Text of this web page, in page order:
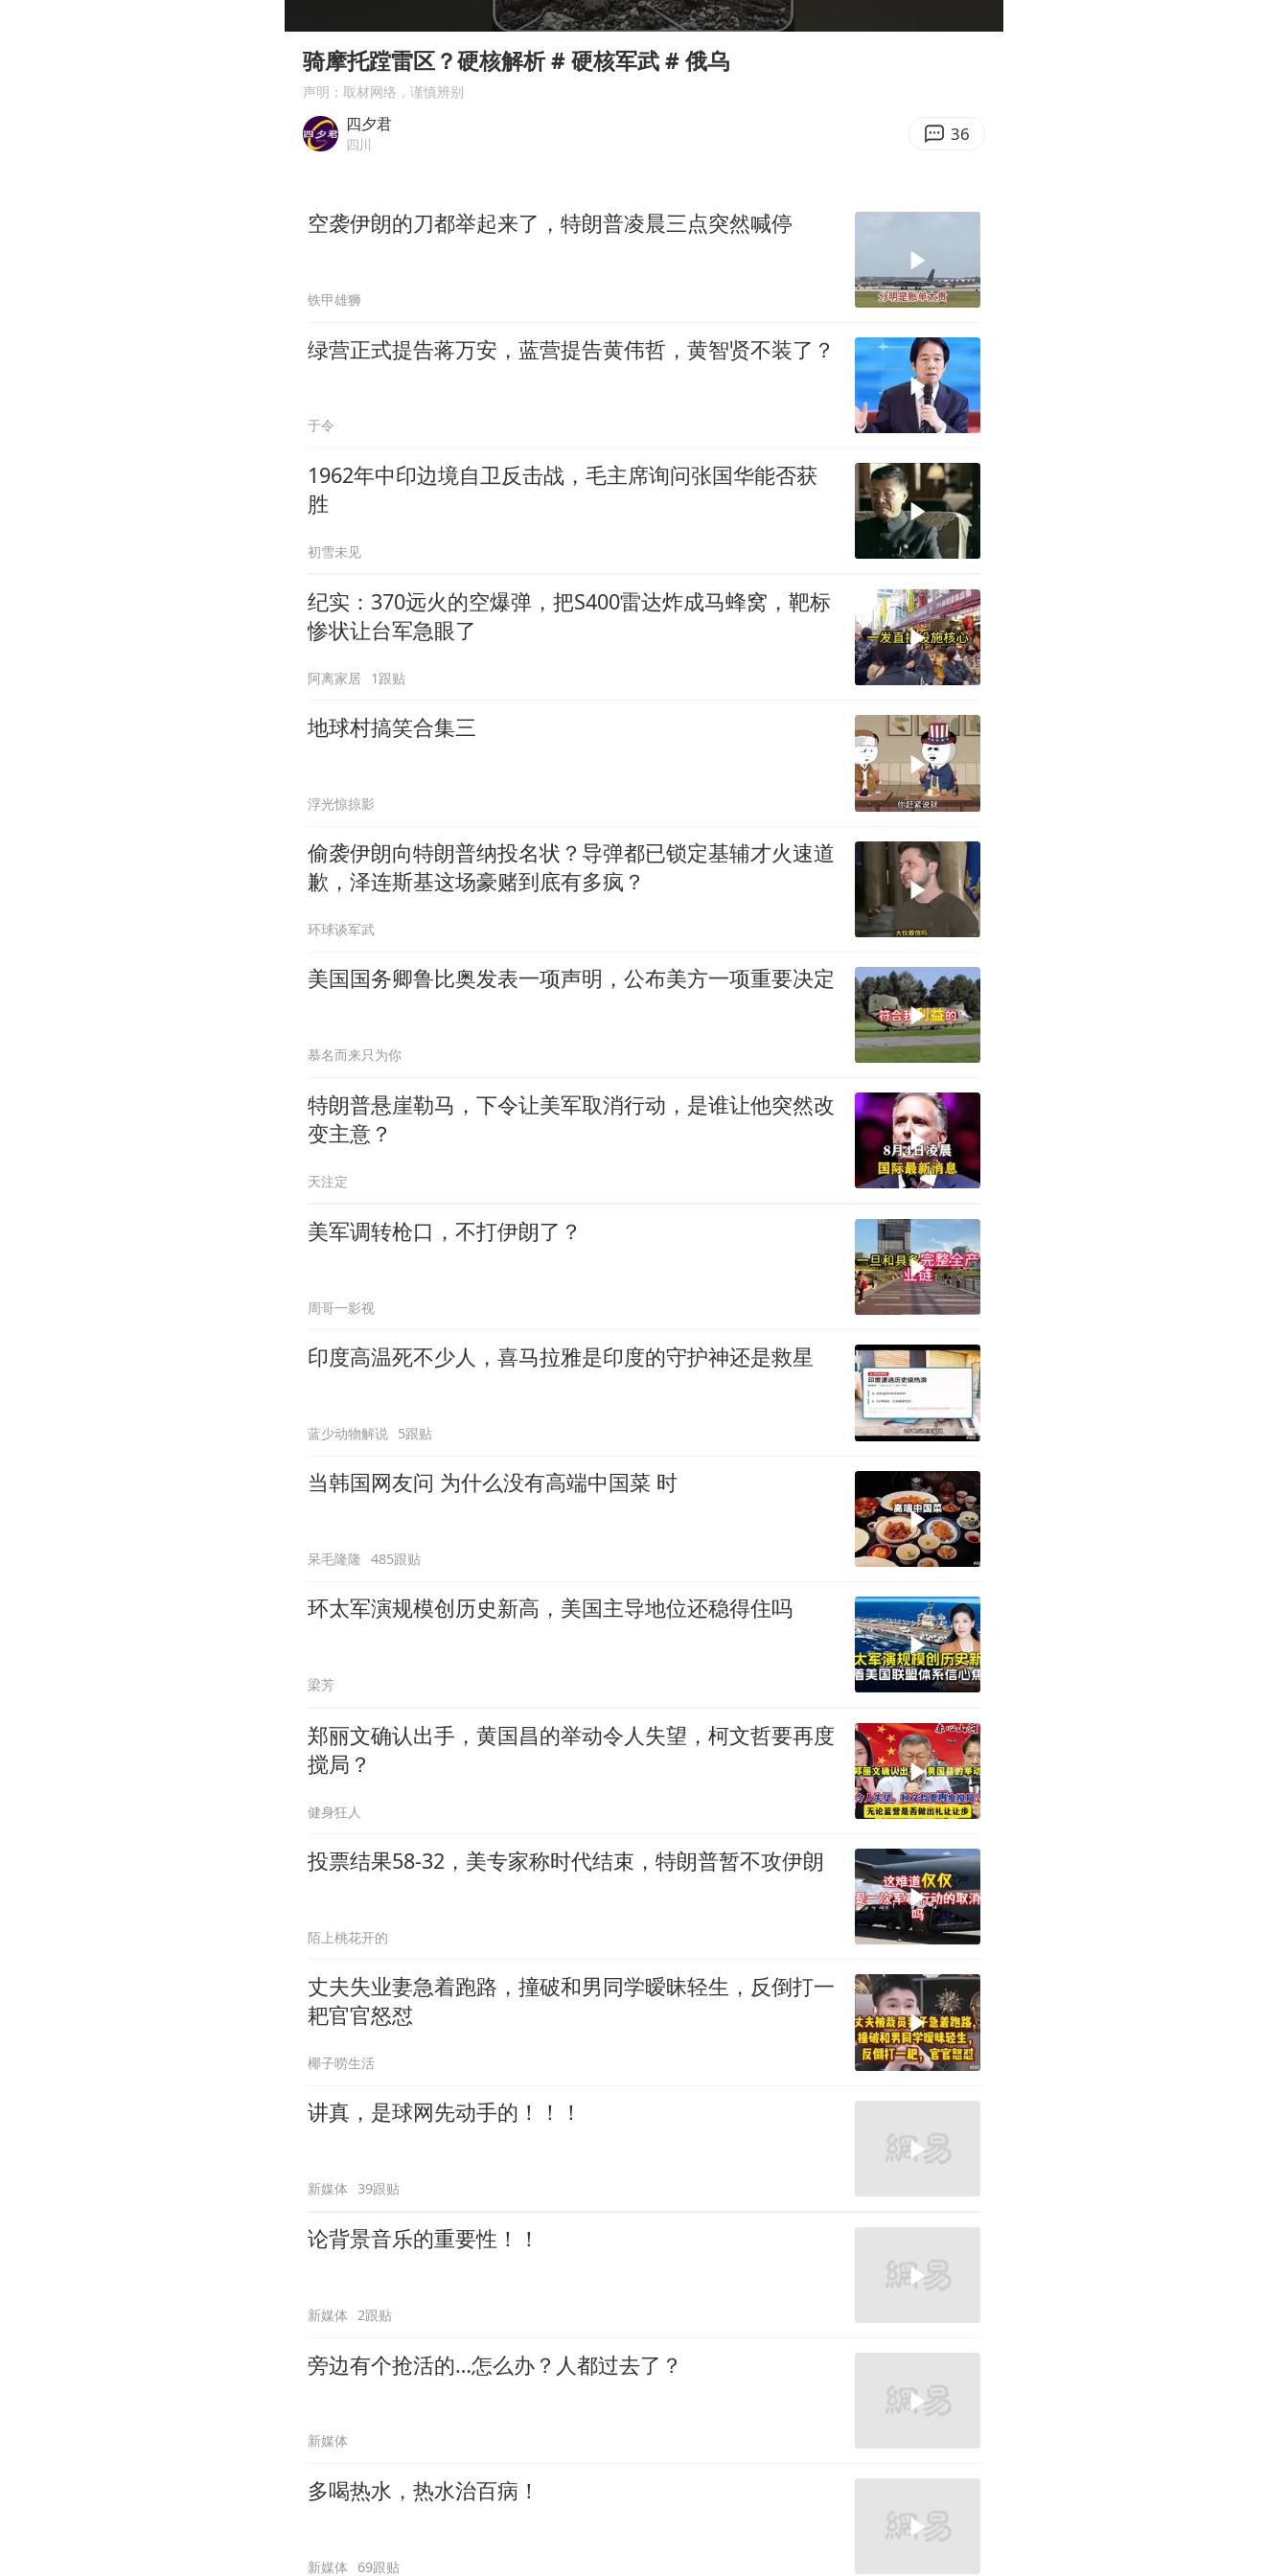
国防部：坚决反制任何闹海挑衅图谋
江苏发布台风蓝色预警
骑摩托蹚雷区？硬核解析️ # 硬核军武 # 俄乌
声明：取材网络，谨慎辨别
四夕君
四川 36
空袭伊朗的刀都举起来了，特朗普凌晨三点突然喊停
铁甲雄狮
绿营正式提告蒋万安，蓝营提告黄伟哲，黄智贤不装了？
于令
1962年中印边境自卫反击战，毛主席询问张国华能否获
胜
初雪未见
纪实：370远火的空爆弹，把S400雷达炸成马蜂窝，靶标
惨状让台军急眼了
阿离家居 1跟贴
地球村搞笑合集三
浮光惊掠影
偷袭伊朗向特朗普纳投名状？导弹都已锁定基辅才火速道
歉，泽连斯基这场豪赌到底有多疯？
环球谈军武
美国国务卿鲁比奥发表一项声明，公布美方一项重要决定
慕名而来只为你
特朗普悬崖勒马，下令让美军取消行动，是谁让他突然改
变主意？
天注定
美军调转枪口，不打伊朗了？
周哥一影视
印度高温死不少人，喜马拉雅是印度的守护神还是救星
蓝少动物解说 5跟贴
当韩国网友问 为什么没有高端中国菜 时
呆毛隆隆 485跟贴
环太军演规模创历史新高，美国主导地位还稳得住吗
梁芳
郑丽文确认出手，黄国昌的举动令人失望，柯文哲要再度
搅局？
健身狂人
投票结果58-32，美专家称时代结束，特朗普暂不攻伊朗
陌上桃花开的
丈夫失业妻急着跑路，撞破和男同学暧昧轻生，反倒打一
耙官官怒怼
椰子唠生活
讲真，是球网先动手的！！！
新媒体 39跟贴
论背景音乐的重要性！！
新媒体 2跟贴
旁边有个抢活的…怎么办？人都过去了？
新媒体
多喝热水，热水治百病！
新媒体 69跟贴